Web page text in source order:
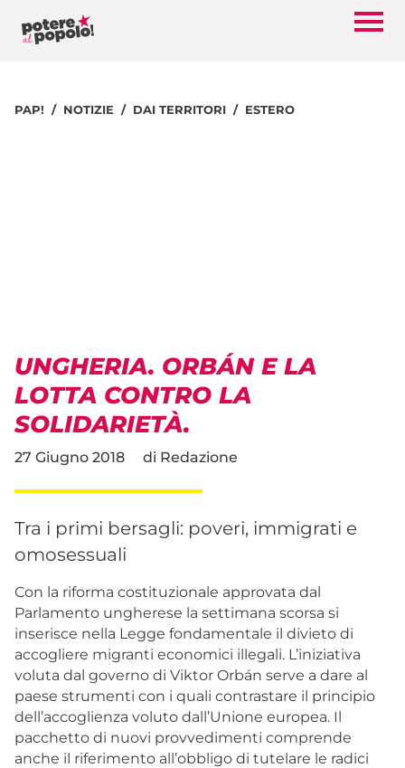
PAP! NOTIZIE DAI TERRITORI ESTERO
UNGHERIA. ORBÁN E LA
LOTTA CONTRO LA
SOLIDARIETÀ.
27 Giugno 2018 di Redazione
Tra i primi bersagli: poveri, immigrati e
omosessuali
Con la riforma costituzionale approvata dal
Parlamento ungherese la settimana scorsa si
inserisce nella Legge fondamentale il divieto di
accogliere migranti economici illegali. L’iniziativa
voluta dal governo di Viktor Orbán serve a dare al
paese strumenti con i quali contrastare il principio
dell’accoglienza voluto dall’Unione europea. Il
pacchetto di nuovi provvedimenti comprende
anche il riferimento all’obbligo di tutelare le radici